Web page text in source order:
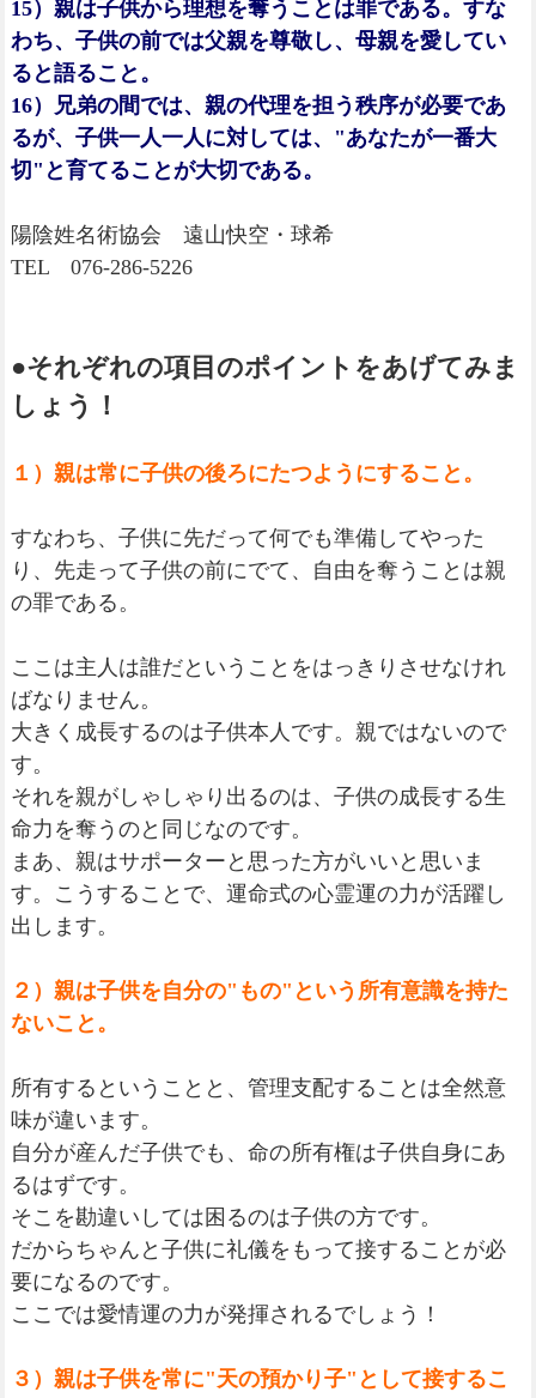
15）親は子供から理想を奪うことは罪である。すな
わち、子供の前では父親を尊敬し、母親を愛してい
ると語ること。
16）兄弟の間では、親の代理を担う秩序が必要であ
るが、子供一人一人に対しては、"あなたが一番大
切"と育てることが大切である。
陽陰姓名術協会 遠山快空・球希
TEL 076-286-5226
●それぞれの項目のポイントをあげてみま
しょう！
１）親は常に子供の後ろにたつようにすること。
すなわち、子供に先だって何でも準備してやった
り、先走って子供の前にでて、自由を奪うことは親
の罪である。
ここは主人は誰だということをはっきりさせなけれ
ばなりません。
大きく成長するのは子供本人です。親ではないので
す。
それを親がしゃしゃり出るのは、子供の成長する生
命力を奪うのと同じなのです。
まあ、親はサポーターと思った方がいいと思いま
す。こうすることで、運命式の心霊運の力が活躍し
出します。
２）親は子供を自分の"もの"という所有意識を持た
ないこと。
所有するということと、管理支配することは全然意
味が違います。
自分が産んだ子供でも、命の所有権は子供自身にあ
るはずです。
そこを勘違いしては困るのは子供の方です。
だからちゃんと子供に礼儀をもって接することが必
要になるのです。
ここでは愛情運の力が発揮されるでしょう！
３）親は子供を常に"天の預かり子"として接するこ